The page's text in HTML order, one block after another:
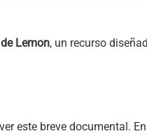
Lemon, un recurso
este breve documental.